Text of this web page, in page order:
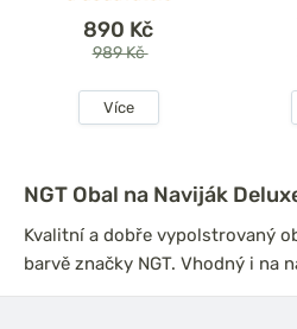
890 Kč
989 Kč
Více
NGT Obal na Naviják
Kvalitní a dobře vypolstrovaný
barvě značky NGT. Vhodný i na